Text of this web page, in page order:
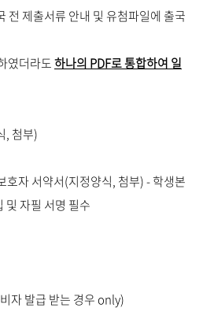
전 제출서류 안내 및 유첨파일에 출국
였더라도하나의 PDF로 통합하여 일
, 첨부)
호자 서약서(지정양식, 첨부) - 학생본
및 자필 서명 필수
자 발급 받는 경우 only)